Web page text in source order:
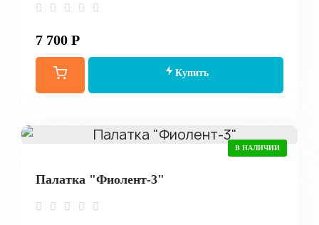
7 700 Р
Купить
В НАЛИЧИИ
Палатка "Фиолент-3"